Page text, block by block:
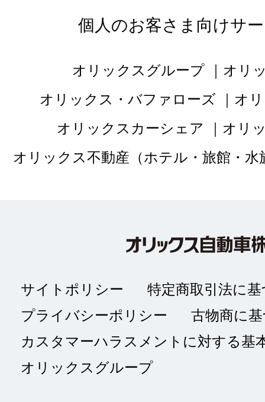
個人のお客さま向けサ
オリックスグループ
オリ
オリックス・バファローズ
オ
オリックスカーシェア
オリ
オリックス不動産（ホテル・旅館・
サイトポリシー
特定商取引法に
プライバシーポリシー
古物商に
カスタマーハラスメントに対する基
オリックスグループ